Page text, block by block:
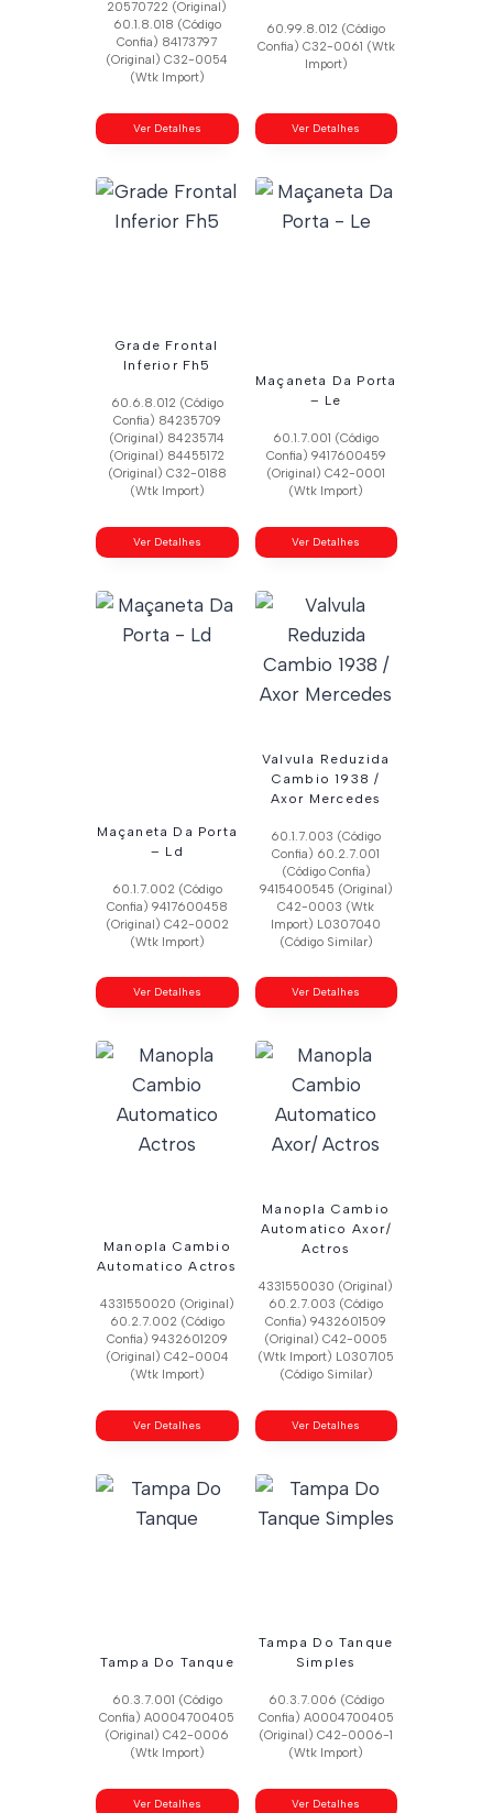
20570722 (Original)
60.1.8.018 (Código
Confia) 84173797
(Original) C32-0054
(Wtk Import)
Ver Detalhes
60.99.8.012 (Código
Confia) C32-0061 (Wtk
Import)
Ver Detalhes
Grade Frontal
Inferior Fh5
60.6.8.012 (Código
Confia) 84235709
(Original) 84235714
(Original) 84455172
(Original) C32-0188
(Wtk Import)
Ver Detalhes
Maçaneta Da Porta
– Le
60.1.7.001 (Código
Confia) 9417600459
(Original) C42-0001
(Wtk Import)
Ver Detalhes
Maçaneta Da Porta
– Ld
60.1.7.002 (Código
Confia) 9417600458
(Original) C42-0002
(Wtk Import)
Ver Detalhes
Valvula Reduzida
Cambio 1938 /
Axor Mercedes
60.1.7.003 (Código
Confia) 60.2.7.001
(Código Confia)
9415400545 (Original)
C42-0003 (Wtk
Import) L0307040
(Código Similar)
Ver Detalhes
Manopla Cambio
Automatico Actros
4331550020 (Original)
60.2.7.002 (Código
Confia) 9432601209
(Original) C42-0004
(Wtk Import)
Ver Detalhes
Manopla Cambio
Automatico Axor/
Actros
4331550030 (Original)
60.2.7.003 (Código
Confia) 9432601509
(Original) C42-0005
(Wtk Import) L0307105
(Código Similar)
Ver Detalhes
Tampa Do Tanque
60.3.7.001 (Código
Confia) A0004700405
(Original) C42-0006
(Wtk Import)
Ver Detalhes
Tampa Do Tanque
Simples
60.3.7.006 (Código
Confia) A0004700405
(Original) C42-0006-1
(Wtk Import)
Ver Detalhes